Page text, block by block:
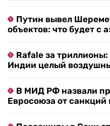
Путин вывел
объектов: что будет с
Rafale за
Индии целый
В МИД РФ назвали
Евросоюза от санкций